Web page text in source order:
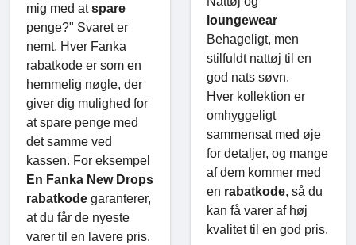
mig med atspare
penge?" Svaret er
nemt. Hver Fanka
rabatkode er som en
hemmelig nøgle, der
giver dig mulighed for
at spare penge med
det samme ved
kassen. For eksempel
En Fanka New Drops
rabatkode garanterer,
at du får de nyeste
varer til en lavere pris.
loungewear
Behageligt, men
stilfuldt nattøj til en
god nats søvn.
Hver kollektion er
omhyggeligt
sammensat med øje
for detaljer, og mange
af dem kommer med
en rabatkode, så du
kan få varer af høj
kvalitet til en god pris.